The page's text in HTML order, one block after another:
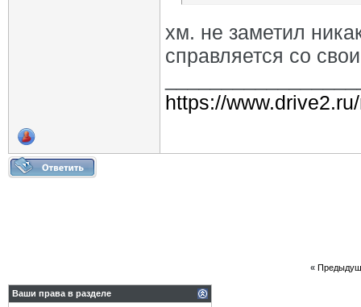
хм. не заметил
справляется со
https://
«
Ваши права в разделе